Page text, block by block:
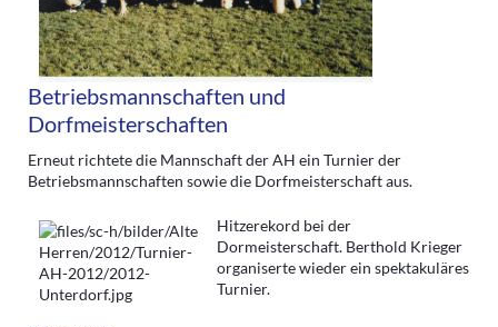
Betriebsmannschaften und
Dorfmeisterschaften
Erneut richtete die Mannschaft der AH ein Turnier der
Betriebsmannschaften sowie die Dorfmeisterschaft aus.
Hitzerekord bei der
Dormeisterschaft. Berthold Krieger
organiserte wieder ein spektakuläres
Turnier.